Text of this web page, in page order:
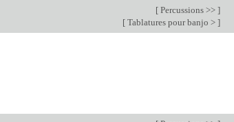
[ Percussions >> ]
[ Tablatures pour banjo > ]